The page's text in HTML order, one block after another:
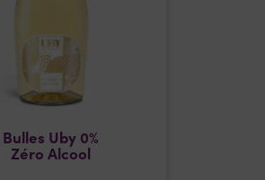
Bulles Uby 0%
Zéro Alcool